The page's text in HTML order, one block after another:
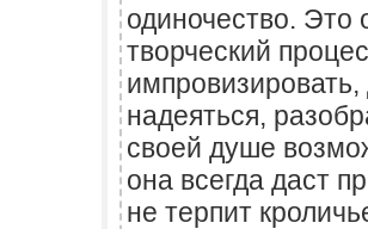
одиночество. Это
творческий
надеяться,
своей душе
она всегда даст
не терпит